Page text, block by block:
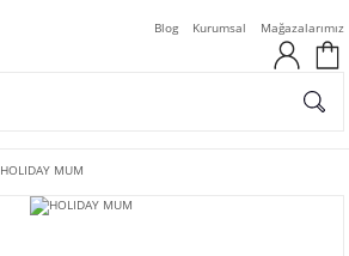
Blog Kurumsal Mağazalarımız
HOLIDAY MUM